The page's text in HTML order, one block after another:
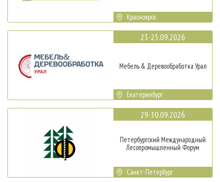
Красноярск
23-25.09.2026
Мебель & Деревообработка Урал
Екатеринбург
29-30.09.2026
Петербургский Международный
Лесопромышленный Форум
Санкт-Петербург